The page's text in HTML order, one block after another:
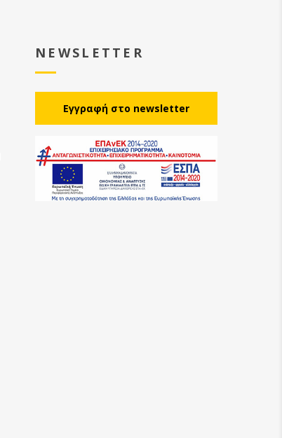
NEWSLETTER
Eγγραφή στο newsletter